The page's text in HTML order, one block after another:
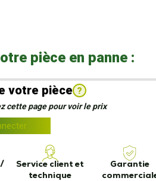
pièce en panne :
votre pièce ?
cette page pour voir le prix
Service client et
technique
Garantie